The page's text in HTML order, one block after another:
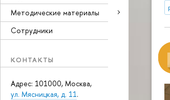
Методические материалы
Сотрудники
КОНТАКТЫ
Адрес: 101000, Москва,
ул. Мясницкая, д. 11.